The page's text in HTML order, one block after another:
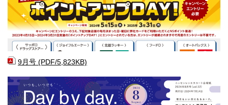
9月号 (PDF/5,823KB)